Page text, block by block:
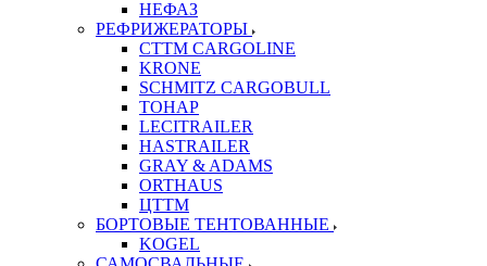
НЕФАЗ
РЕФРИЖЕРАТОРЫ
CTTM CARGOLINE
KRONE
SCHMITZ CARGOBULL
ТОНАР
LECITRAILER
HASTRAILER
GRAY & ADAMS
ORTHAUS
ЦТТМ
БОРТОВЫЕ ТЕНТОВАННЫЕ
KOGEL